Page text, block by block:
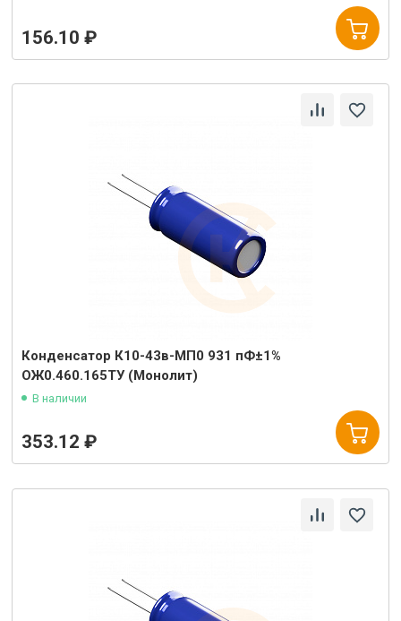
156.10 ₽
Конденсатор К10-43в-МП0 931 пФ±1%
ОЖ0.460.165ТУ (Монолит)
В наличии
353.12 ₽